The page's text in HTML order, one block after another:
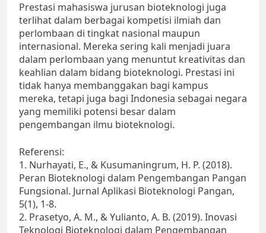
Prestasi mahasiswa jurusan bioteknologi juga
terlihat dalam berbagai kompetisi ilmiah dan
perlombaan di tingkat nasional maupun
internasional. Mereka sering kali menjadi juara
dalam perlombaan yang menuntut kreativitas dan
keahlian dalam bidang bioteknologi. Prestasi ini
tidak hanya membanggakan bagi kampus
mereka, tetapi juga bagi Indonesia sebagai negara
yang memiliki potensi besar dalam
pengembangan ilmu bioteknologi.
Referensi:
1. Nurhayati, E., & Kusumaningrum, H. P. (2018).
Peran Bioteknologi dalam Pengembangan Pangan
Fungsional. Jurnal Aplikasi Bioteknologi Pangan,
5(1), 1-8.
2. Prasetyo, A. M., & Yulianto, A. B. (2019). Inovasi
Teknologi Bioteknologi dalam Pengembangan